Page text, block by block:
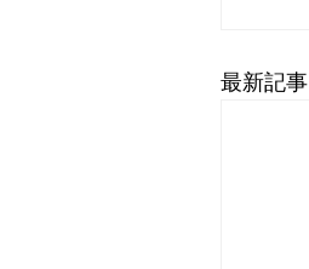
最新記事